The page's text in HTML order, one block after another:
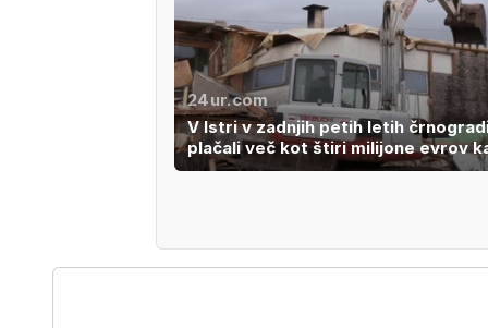
24ur.com
V Istri v zadnjih petih letih
plačali več kot štiri milijone evrov